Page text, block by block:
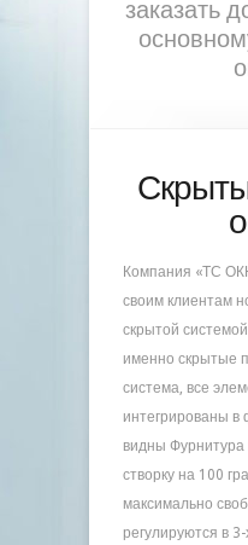
заказать
Компания «ТС
своим клиентам
скрытой
именно скрытые
система, все
интегрированы в
видны Фурнитура
створку на 100
максимально
регулируются в